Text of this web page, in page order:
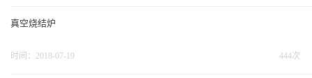
真空烧结炉
444次
时间：2018-07-19